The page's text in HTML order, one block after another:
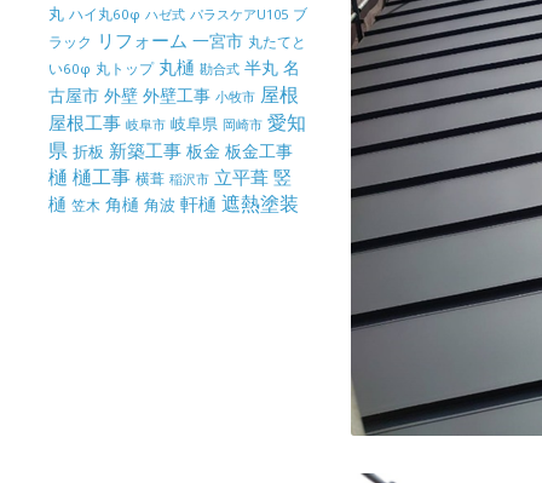
丸 ハイ丸60φ ハゼ式 パラスケアU105 ブ
ラック リフォーム 一宮市 丸たてと
い60φ 丸トップ 丸樋 勘合式 半丸 名
古屋市 外壁 外壁工事 小牧市 屋根
屋根工事 岐阜市 岐阜県 岡崎市 愛知
県 折板 新築工事 板金 板金工事
樋 樋工事 横葺 稲沢市 立平葺 竪
樋 笠木 角樋 角波 軒樋 遮熱塗装